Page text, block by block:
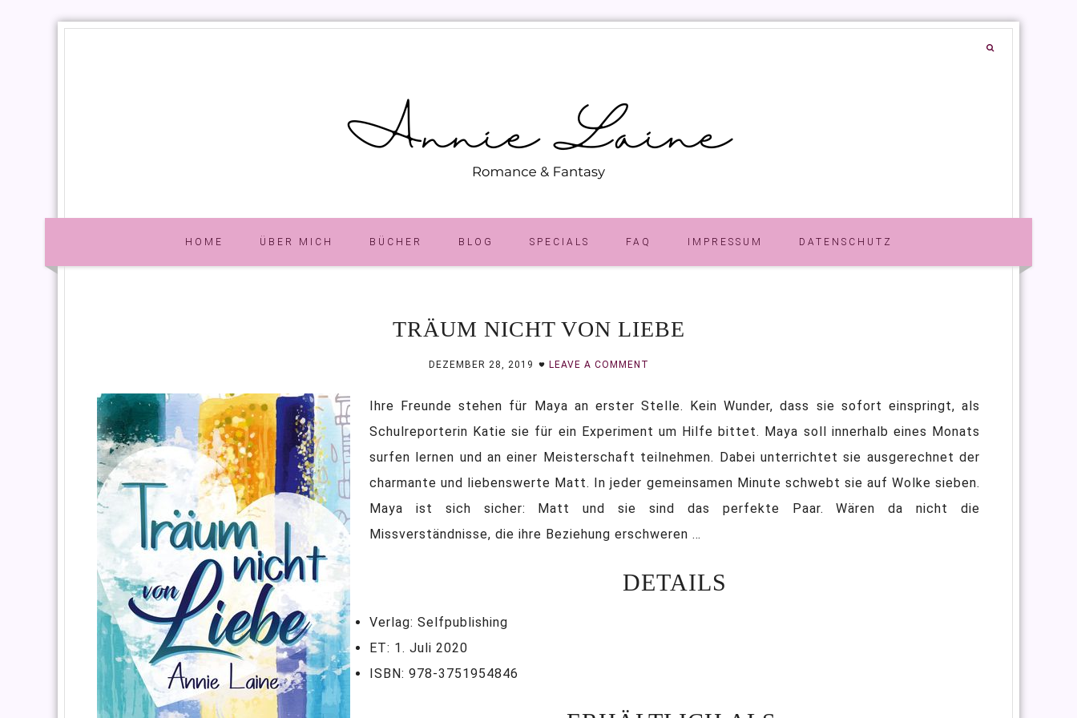
HOME ÜBER MICH BÜCHER BLOG SPECIALS FAQ IMPRESSUM DATENSCHUTZ
TRÄUM NICHT VON LIEBE
DEZEMBER 28, 2019 LEAVE A COMMENT
Ihre Freunde stehen für Maya an erster Stelle. Kein Wunder, dass sie sofort einspringt, als
Schulreporterin Katie sie für ein Experiment um Hilfe bittet. Maya soll innerhalb eines Monats
surfen lernen und an einer Meisterschaft teilnehmen. Dabei unterrichtet sie ausgerechnet der
charmante und liebenswerte Matt. In jeder gemeinsamen Minute schwebt sie auf Wolke sieben.
Maya ist sich sicher: Matt und sie sind das perfekte Paar. Wären da nicht die
Missverständnisse, die ihre Beziehung erschweren …
DETAILS
Verlag: Selfpublishing
ET: 1. Juli 2020
ISBN: 978-3751954846